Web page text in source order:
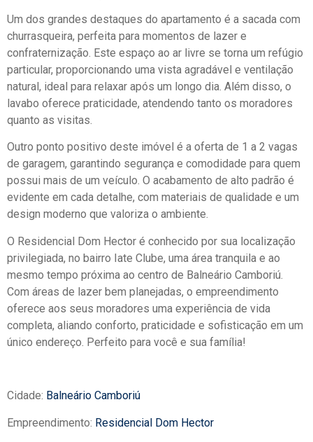
Um dos grandes destaques do apartamento é a sacada com
churrasqueira, perfeita para momentos de lazer e
confraternização. Este espaço ao ar livre se torna um refúgio
particular, proporcionando uma vista agradável e ventilação
natural, ideal para relaxar após um longo dia. Além disso, o
lavabo oferece praticidade, atendendo tanto os moradores
quanto as visitas.
Outro ponto positivo deste imóvel é a oferta de 1 a 2 vagas
de garagem, garantindo segurança e comodidade para quem
possui mais de um veículo. O acabamento de alto padrão é
evidente em cada detalhe, com materiais de qualidade e um
design moderno que valoriza o ambiente.
O Residencial Dom Hector é conhecido por sua localização
privilegiada, no bairro Iate Clube, uma área tranquila e ao
mesmo tempo próxima ao centro de Balneário Camboriú.
Com áreas de lazer bem planejadas, o empreendimento
oferece aos seus moradores uma experiência de vida
completa, aliando conforto, praticidade e sofisticação em um
único endereço. Perfeito para você e sua família!
Cidade: Balneário Camboriú
Empreendimento: Residencial Dom Hector